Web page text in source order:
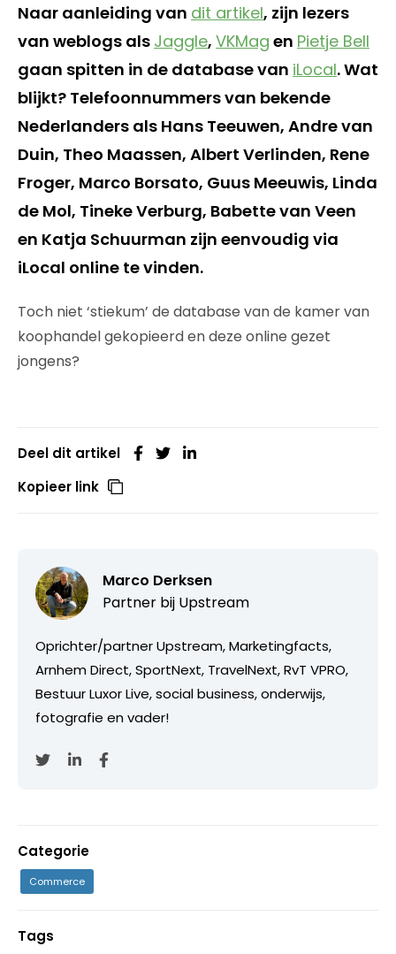
Naar aanleiding van dit artikel, zijn lezers
van weblogs als Jaggle, VKMag en Pietje Bell
gaan spitten in de database van iLocal. Wat
blijkt? Telefoonnummers van bekende
Nederlanders als Hans Teeuwen, Andre van
Duin, Theo Maassen, Albert Verlinden, Rene
Froger, Marco Borsato, Guus Meeuwis, Linda
de Mol, Tineke Verburg, Babette van Veen
en Katja Schuurman zijn eenvoudig via
iLocal online te vinden.
Toch niet ‘stiekum’ de database van de kamer van
koophandel gekopieerd en deze online gezet
jongens?
Deel dit artikel
Kopieer link
Marco Derksen
Partner bij Upstream
Oprichter/partner Upstream, Marketingfacts,
Arnhem Direct, SportNext, TravelNext, RvT VPRO,
Bestuur Luxor Live, social business, onderwijs,
fotografie en vader!
Categorie
Commerce
Tags